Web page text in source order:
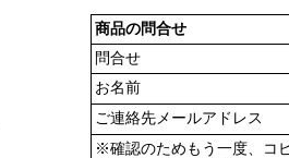
商品の問合せ
問合せ
お名前
ご連絡先メールアドレス
※確認のためもう一度、コ